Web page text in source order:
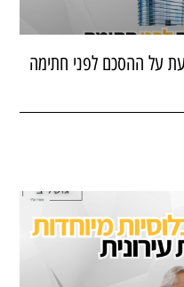
על ההסכם לפני חתימה